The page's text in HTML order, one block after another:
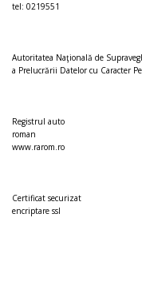
tel: 0219551
Autoritatea Naţională de
a Prelucrării Datelor cu Caracter
Registrul auto
roman
www.rarom.ro
Certificat securizat
encriptare ssl